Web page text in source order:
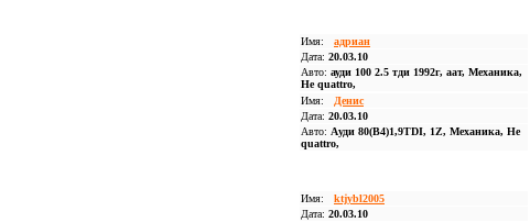
Имя: адриан
Дата: 20.03.10
Авто: ауди 100 2.5 тди 1992г, аат, Механика,
Не quattro,
Имя: Денис
Дата: 20.03.10
Авто: Ауди 80(В4)1,9TDI, 1Z, Механика, Не
quattro,
Имя: ktjybl2005
Дата: 20.03.10